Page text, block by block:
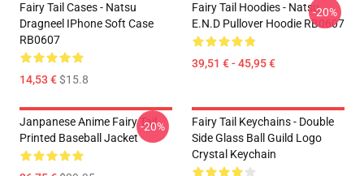
Fairy Tail Cases - Natsu
Dragneel IPhone Soft Case
RB0607
14,53 €$15.8
Fairy Tail Hoodies - Natsu
E.N.D Pullover Hoodie RB0607
39,51 € - 45,95 €
-20%
Janpanese Anime Fairy Tail
Printed Baseball Jacket
-20%
Fairy Tail Keychains - Double
Side Glass Ball Guild Logo
Crystal Keychain